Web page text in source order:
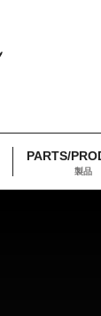
PARTS/
製品